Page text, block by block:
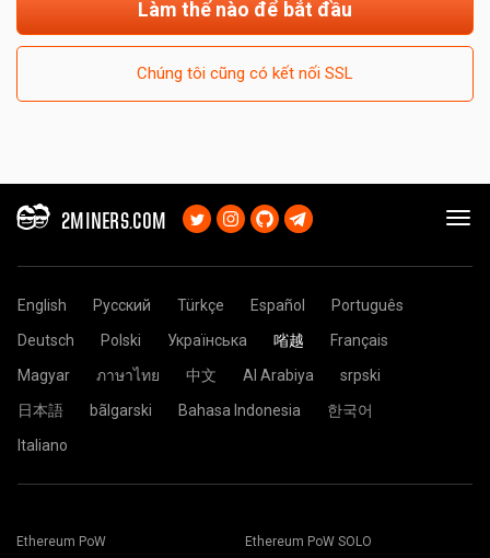
Làm thế nào để bắt đầu
Chúng tôi cũng có kết nối SSL
2MINERS.COM
English Русский Türkçe Español
Português
Deutsch
Polski Українська 㗂越
Français
Magyar
ภาษาไทย 中文 Al Arabiya
srpski
日本語
bãlgarski Bahasa Indonesia
한국어
Italiano
Ethereum PoW
Ethereum PoW SOLO